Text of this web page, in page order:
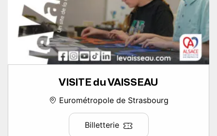
VISITE du VAISSEAU
Eurométropole de Strasbourg
Billetterie